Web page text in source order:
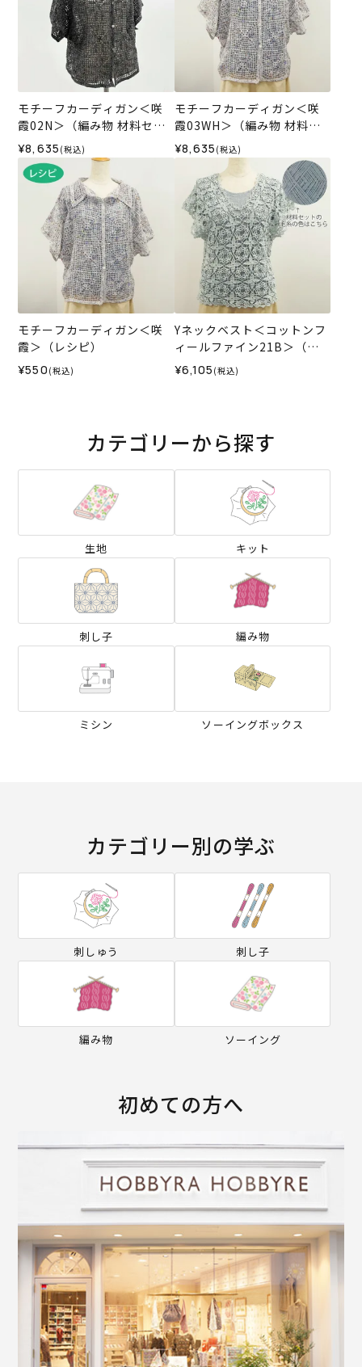
モチーフカーディガン＜咲
霞02N＞（編み物 材料セッ
ト）
¥8,635 (税込)
モチーフカーディガン＜咲
霞03WH＞（編み物 材料セ
ット）
¥8,635 (税込)
モチーフカーディガン＜咲
霞＞（レシピ）
¥550 (税込)
Yネックベスト＜コットンフ
ィールファイン21B＞（編
み物 材料セット）
¥6,105 (税込)
カテゴリーから探す
生地 キット
刺し子 編み物
ミシン ソーイングボックス
カテゴリー別の学ぶ
刺しゅう 刺し子
編み物 ソーイング
初めての方へ